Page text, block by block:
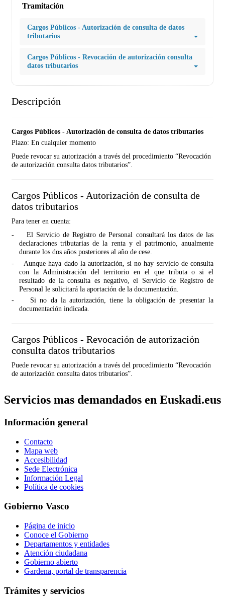
Tramitación
Cargos Públicos - Autorización de consulta de datos
tributarios
Cargos Públicos - Revocación de autorización consulta
datos tributarios
Descripción
Cargos Públicos - Autorización de consulta de datos tributarios
Plazo: En cualquier momento
Puede revocar su autorización a través del procedimiento “Revocación
de autorización consulta datos tributarios”.
Cargos Públicos - Autorización de consulta de
datos tributarios
Para tener en cuenta:
-
El Servicio de Registro de Personal consultará los datos de las
declaraciones tributarias de la renta y el patrimonio, anualmente
durante los dos años posteriores al año de cese.
-
Aunque haya dado la autorización, si no hay servicio de consulta
con la Administración del territorio en el que tributa o si el
resultado de la consulta es negativo, el Servicio de Registro de
Personal le solicitará la aportación de la documentación.
-
Si no da la autorización, tiene la obligación de presentar la
documentación indicada.
Cargos Públicos - Revocación de autorización
consulta datos tributarios
Puede revocar su autorización a través del procedimiento “Revocación
de autorización consulta datos tributarios”.
Servicios mas demandados en Euskadi.eus
Información general
Contacto
Mapa web
Accesibilidad
Sede Electrónica
Información Legal
Política de cookies
Gobierno Vasco
Página de inicio
Conoce el Gobierno
Departamentos y entidades
Atención ciudadana
Gobierno abierto
Gardena, portal de transparencia
Trámites y servicios